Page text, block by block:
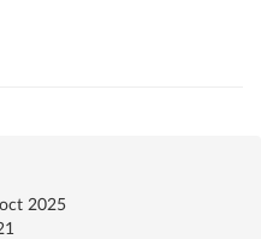
2025